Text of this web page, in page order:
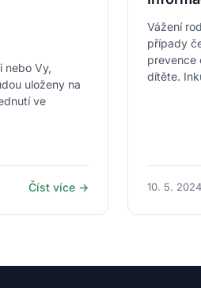
nebo Vy,
uloženy na
ve
Číst více →
Vážení
případy
prevence
dítěte.
10. 5. 2024